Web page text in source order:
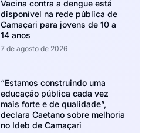
Vacina contra a dengue está
disponível na rede pública de
Camaçari para jovens de 10 a
14 anos
7 de agosto de 2026
“Estamos construindo uma
educação pública cada vez
mais forte e de qualidade”,
declara Caetano sobre melhoria
no Ideb de Camaçari